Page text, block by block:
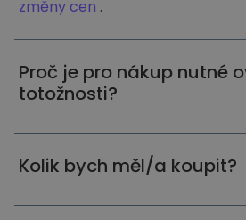
změny cen .
Proč je pro nákup nutné
totožnosti?
Kolik bych měl/a koupit?